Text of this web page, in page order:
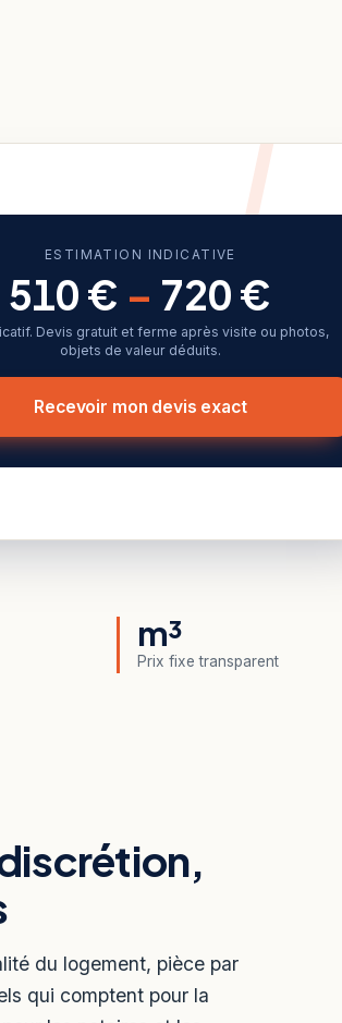
ESTIMATION INDICATIVE
510 € – 720 €
Devis gratuit et ferme après visite ou photos,
objets de valeur déduits.
Recevoir mon devis exact
m³
Prix fixe transparent
du logement, pièce par
qui comptent pour la